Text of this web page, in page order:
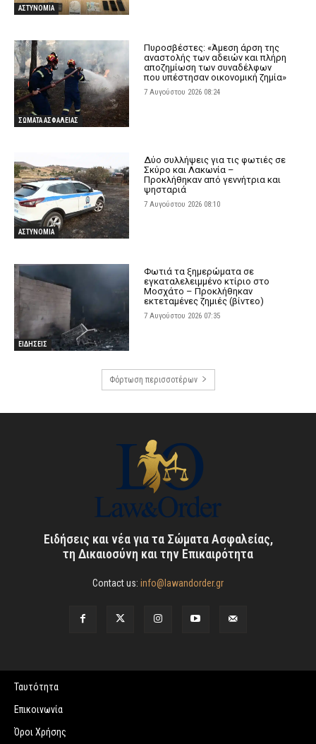
ΑΣΤΥΝΟΜΙΑ
ΣΩΜΑΤΑ ΑΣΦΑΛΕΙΑΣ
Πυροσβέστες: «Άμεση άρση της
αναστολής των αδειών και πλήρη
αποζημίωση των συναδέλφων
που υπέστησαν οικονομική ζημία»
7 Αυγούστου 2026 08:24
ΑΣΤΥΝΟΜΙΑ
Δύο συλλήψεις για τις φωτιές σε
Σκύρο και Λακωνία –
Προκλήθηκαν από γεννήτρια και
ψησταριά
7 Αυγούστου 2026 08:10
ΕΙΔΗΣΕΙΣ
Φωτιά τα ξημερώματα σε
εγκαταλελειμμένο κτίριο στο
Μοσχάτο – Προκλήθηκαν
εκτεταμένες ζημιές (βίντεο)
7 Αυγούστου 2026 07:35
Φόρτωση περισσοτέρων
Ειδήσεις και νέα για τα Σώματα Ασφαλείας,
τη Δικαιοσύνη και την Επικαιρότητα
Contact us: info@lawandorder.gr
Ταυτότητα
Επικοινωνία
Όροι Χρήσης